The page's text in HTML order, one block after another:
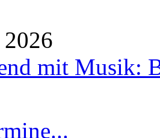
mit Musik: